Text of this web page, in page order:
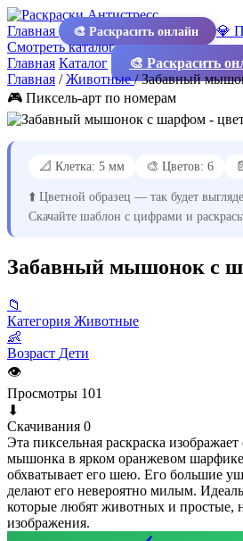
Главная 🎨 Раскрасить онлайн
💎
Смотреть каталог
Главная Каталог 🎨 Раскрасить
Главная /Животные/Забавный
🎮 Пиксель-арт по номерам
📐 Клетка: 5 мм 🎨 Цветов: 6
⬆️ Цветной образец — так будет
Скачайте шаблон с цифрами и
Забавный мышонок с
📁
Категория Животные
👶
Возраст Дети
👁
Просмотры 101
⬇
Скачивания 0
Эта пиксельная раскраска изображает
мышонка в ярком оранжевом
обхватывает его шею. Его большие
делают его невероятно милым.
которые любят животных и простые,
изображения.